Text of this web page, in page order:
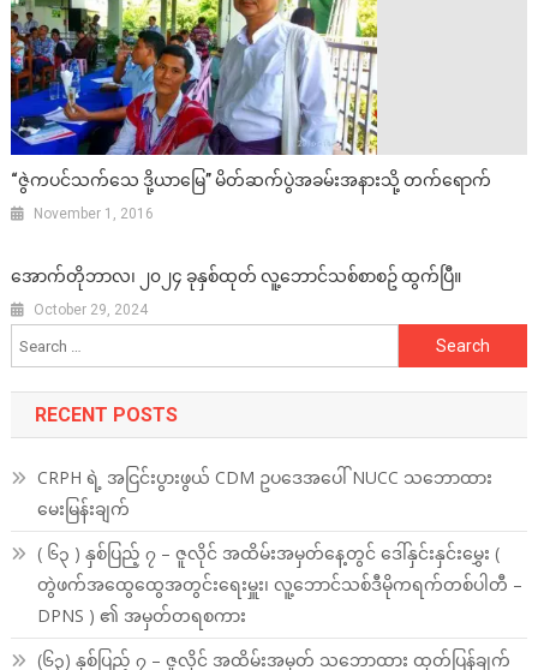
“ဇွဲကပင်သက်သေ ဒို့ယာမြေ” မိတ်ဆက်ပွဲအခမ်းအနားသို့ တက်ရောက်
November 1, 2016
အောက်တိုဘာလ၊ ၂၀၂၄ ခုနှစ်ထုတ် လူ့ဘောင်သစ်စာစဥ် ထွက်ပြီ။
October 29, 2024
Search
for:
RECENT POSTS
CRPH ရဲ့ အငြင်းပွားဖွယ် CDM ဥပဒေအပေါ် NUCC သဘောထား
မေးမြန်းချက်
( ၆၃ ) နှစ်ပြည့် ၇ – ဇူလိုင် အထိမ်းအမှတ်နေ့တွင် ဒေါ်နှင်းနှင်းမွှေး (
တွဲဖက်အထွေထွေအတွင်းရေးမှူး၊ လူ့ဘောင်သစ်ဒီမိုကရက်တစ်ပါတီ –
DPNS ) ၏ အမှတ်တရစကား
(၆၃) နှစ်ပြည့် ၇ – ဇူလိုင် အထိမ်းအမှတ် သဘောထား ထုတ်ပြန်ချက်